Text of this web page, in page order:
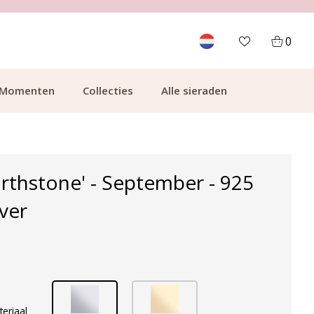
0
Collecties Alle sieraden
- September - 925